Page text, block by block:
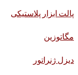
پالت ابزار پلاستیکی
مگاتوزین
دیزل ژنراتور